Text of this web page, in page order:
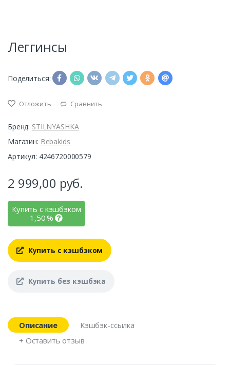
Леггинсы
Поделиться:
Отложить Сравнить
Бренд: STILNYASHKA
Магазин: Bebakids
Артикул: 4246720000579
2 999,00 руб.
Купить с кэшбэком
1,50%
Купить с кэшбэком
Купить без кэшбэка
Описание
Кэшбэк-ссылка
+ Оставить отзыв